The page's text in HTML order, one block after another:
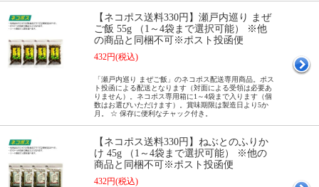
【ネコポス送料330円】瀬戸内巡り まぜ
ご飯 55g （1～4袋まで選択可能） ※他
の商品と同梱不可※ポスト投函便
432円(税込)
「瀬戸内巡り まぜご飯」のネコポス配送専用商品。ポス
ト投函による配送となります（対面による受領は必要あ
りません）。ネコポス専用箱に1～4袋まで入ります（個
数はお選びいただけます）。賞味期限は製造日より5か
月。 ☆ 保存に便利なチャック付き。
【ネコポス送料330円】ねぶとのふりか
け 45g （1～4袋まで選択可能） ※他の
商品と同梱不可※ポスト投函便
432円(税込)